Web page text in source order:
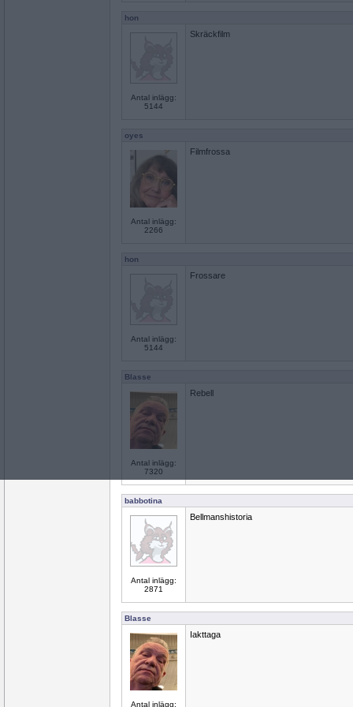
hon
Antal inlägg:
5144
Skräckfilm
oyes
Antal inlägg:
2266
Filmfrossa
hon
Antal inlägg:
5144
Frossare
Blasse
Antal inlägg:
7320
Rebell
babbotina
Antal inlägg:
2871
Bellmanshistoria
Blasse
Antal inlägg:
Iakttaga